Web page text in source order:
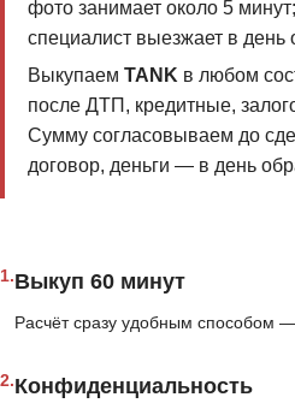
фото занимает около 5
специалист выезжает в день
Выкупаем TANK в любом
после ДТП, кредитные,
Сумму согласовываем до
договор, деньги — в день
1.Выкуп 60 минут
Расчёт сразу удобным способом
2.Конфиденциальность